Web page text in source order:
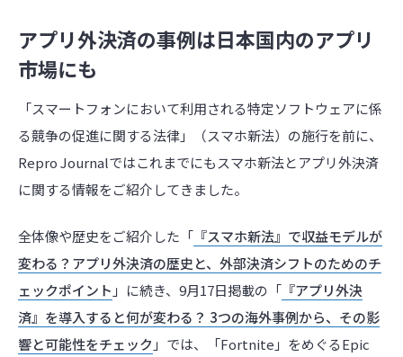
アプリ外決済の事例は日本国内のアプリ
市場にも
「スマートフォンにおいて利用される特定ソフトウェアに係
る競争の促進に関する法律」（スマホ新法）の施行を前に、
Repro Journalではこれまでにもスマホ新法とアプリ外決済
に関する情報をご紹介してきました。
全体像や歴史をご紹介した「 『スマホ新法』で収益モデルが
変わる？アプリ外決済の歴史と、外部決済シフトのためのチ
ェックポイント 」に続き、9月17日掲載の「 『アプリ外決
済』を導入すると何が変わる？ 3つの海外事例から、その影
響と可能性をチェック 」では、「Fortnite」をめぐるEpic